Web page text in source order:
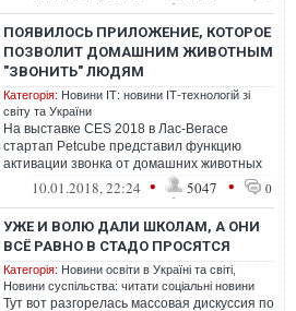
ПОЯВИЛОСЬ ПРИЛОЖЕНИЕ, КОТОРОЕ
ПОЗВОЛИТ ДОМАШНИМ ЖИВОТНЫМ
"ЗВОНИТЬ" ЛЮДЯМ
Категорія: Новини ІТ: новини ІТ-технологій зі
світу та України
На выставке CES 2018 в Лас-Вегасе
стартап Petcube представил функцию
активации звонка от домашних животных
своим хозяевам
10.01.2018, 22:24 • 5047 • 0
УЖЕ И ВОЛЮ ДАЛИ ШКОЛАМ, А ОНИ
ВСЁ РАВНО В СТАДО ПРОСЯТСЯ
Категорія: Новини освіти в Україні та світі
Новини суспільства: читати соціальні новини
Тут вот разгорелась массовая дискуссия по